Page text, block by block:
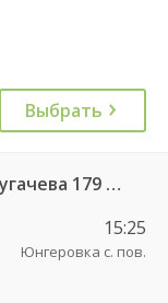
Выбрать
Саратов АВ Центральный ул им Пугачева 179 А — Балашов (Привокзальная площадь 7) 603-1
15:25
Юнгеровка с. пов.